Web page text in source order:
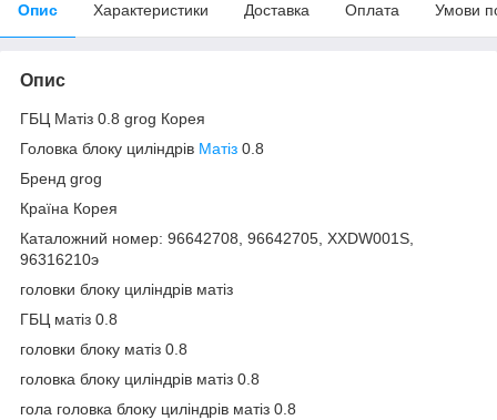
Опис Характеристики Доставка Оплата Умови
Опис
ГБЦ Матіз 0.8 grog Корея
Головка блоку циліндрів Матіз 0.8
Бренд grog
Країна Корея
Каталожний номер: 96642708, 96642705, XXDW001S,
96316210э
головки блоку циліндрів матіз
ГБЦ матіз 0.8
головки блоку матіз 0.8
головка блоку циліндрів матіз 0.8
гола головка блоку циліндрів матіз 0.8